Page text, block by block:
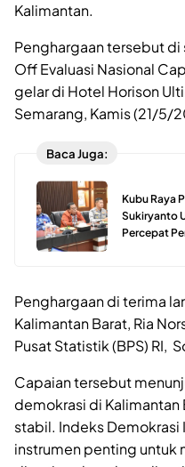
Kalimantan.
Penghargaan tersebut
Off Evaluasi Nasional
gelar di Hotel Horison
Semarang, Kamis (21/5/
Baca Juga:
Kubu Raya
Sukiryanto
Percepat
Penghargaan di terima
Kalimantan Barat, Ria
Pusat Statistik (BPS) RI,
Capaian tersebut
demokrasi di
stabil. Indeks
instrumen penting untuk